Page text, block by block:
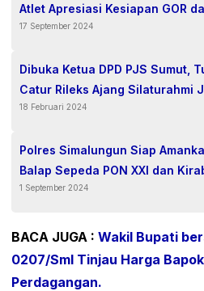
Atlet Apresiasi Kesiapan GOR
Hangat Masyarakat.
17 September 2024
Dibuka Ketua DPD PJS Sumut,
Catur Rileks Ajang Silaturahmi
18 Februari 2024
Polres Simalungun Siap
Balap Sepeda PON XXI dan
Sumut
1 September 2024
BACA JUGA : Wakil Bupati
0207/Sml Tinjau Harga
Perdagangan.